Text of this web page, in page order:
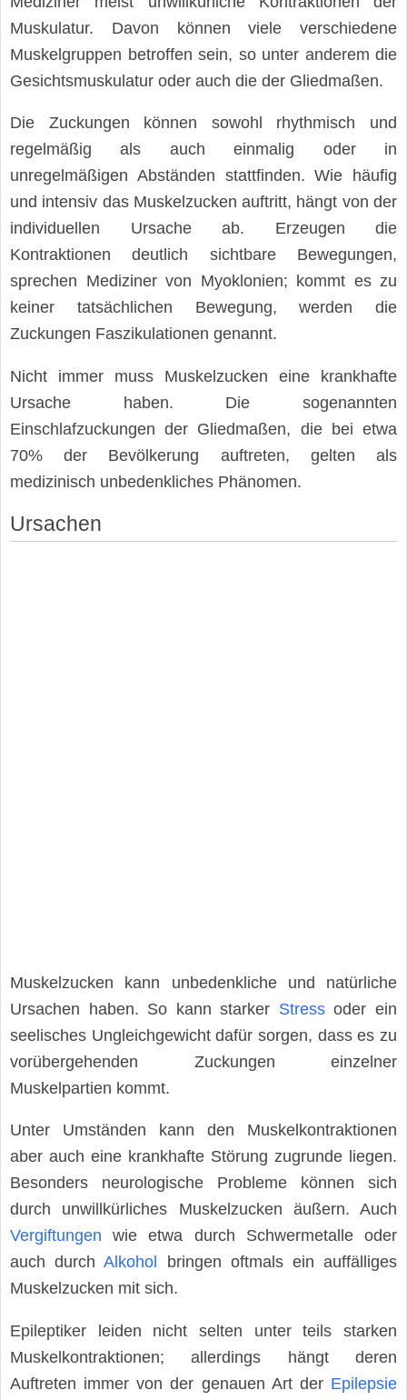
Muskulatur. Davon können viele verschiedene
Muskelgruppen betroffen sein, so unter anderem die
Gesichtsmuskulatur oder auch die der Gliedmaßen.
Die Zuckungen können sowohl rhythmisch und
regelmäßig als auch einmalig oder in
unregelmäßigen Abständen stattfinden. Wie häufig
und intensiv das Muskelzucken auftritt, hängt von der
individuellen Ursache ab. Erzeugen die
Kontraktionen deutlich sichtbare Bewegungen,
sprechen Mediziner von Myoklonien; kommt es zu
keiner tatsächlichen Bewegung, werden die
Zuckungen Faszikulationen genannt.
Nicht immer muss Muskelzucken eine krankhafte
Ursache haben. Die sogenannten
Einschlafzuckungen der Gliedmaßen, die bei etwa
70% der Bevölkerung auftreten, gelten als
medizinisch unbedenkliches Phänomen.
Ursachen
Muskelzucken kann unbedenkliche und natürliche
Ursachen haben. So kann starker Stressoder ein
seelisches Ungleichgewicht dafür sorgen, dass es zu
vorübergehenden Zuckungen einzelner
Muskelpartien kommt.
Unter Umständen kann den Muskelkontraktionen
aber auch eine krankhafte Störung zugrunde liegen.
Besonders neurologische Probleme können sich
durch unwillkürliches Muskelzucken äußern. Auch
Vergiftungen wie etwa durch Schwermetalle oder
auch durchAlkohol
bringen oftmals ein auffälliges
Muskelzucken mit sich.
Epileptiker leiden nicht selten unter teils starken
Muskelkontraktionen; allerdings hängt deren
Auftreten immer von der genauen Art der Epilepsie